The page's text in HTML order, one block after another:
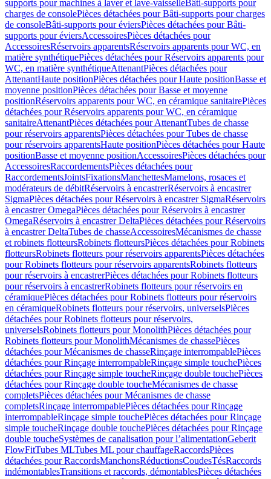
supports pour machines à laver et lave-vaisselleBâti-supports pour
charges de consolePièces détachées pour Bâti-supports pour charges
de consoleBâti-supports pour éviersPièces détachées pour Bâti-
supports pour éviersAccessoiresPièces détachées pour
AccessoiresRéservoirs apparentsRéservoirs apparents pour WC, en
matière synthétiquePièces détachées pour Réservoirs apparents pour
WC, en matière synthétiqueAttenantPièces détachées pour
AttenantHaute positionPièces détachées pour Haute positionBasse et
moyenne positionPièces détachées pour Basse et moyenne
positionRéservoirs apparents pour WC, en céramique sanitairePièces
détachées pour Réservoirs apparents pour WC, en céramique
sanitaireAttenantPièces détachées pour AttenantTubes de chasse
pour réservoirs apparentsPièces détachées pour Tubes de chasse
pour réservoirs apparentsHaute positionPièces détachées pour Haute
positionBasse et moyenne positionAccessoiresPièces détachées pour
AccessoiresRaccordementsPièces détachées pour
RaccordementsJointsFixationsManchettesMamelons, rosaces et
modérateurs de débitRéservoirs à encastrerRéservoirs à encastrer
SigmaPièces détachées pour Réservoirs à encastrer SigmaRéservoirs
à encastrer OmegaPièces détachées pour Réservoirs à encastrer
OmegaRéservoirs à encastrer DeltaPièces détachées pour Réservoirs
à encastrer DeltaTubes de chasseAccessoiresMécanismes de chasse
et robinets flotteursRobinets flotteursPièces détachées pour Robinets
flotteursRobinets flotteurs pour réservoirs apparentsPièces détachées
pour Robinets flotteurs pour réservoirs apparentsRobinets flotteurs
pour réservoirs à encastrerPièces détachées pour Robinets flotteurs
pour réservoirs à encastrerRobinets flotteurs pour réservoirs en
céramiquePièces détachées pour Robinets flotteurs pour réservoirs
en céramiqueRobinets flotteurs pour réservoirs, universelsPièces
détachées pour Robinets flotteurs pour réservoirs,
universelsRobinets flotteurs pour MonolithPièces détachées pour
Robinets flotteurs pour MonolithMécanismes de chassePièces
détachées pour Mécanismes de chasseRinçage interrompablePièces
détachées pour Rinçage interrompableRinçage simple touchePièces
détachées pour Rinçage simple toucheRinçage double touchePièces
détachées pour Rinçage double toucheMécanismes de chasse
completsPièces détachées pour Mécanismes de chasse
completsRinçage interrompablePièces détachées pour Rinçage
interrompableRinçage simple touchePièces détachées pour Rinçage
simple toucheRinçage double touchePièces détachées pour Rinçage
double toucheSystèmes de canalisation pour l’alimentationGeberit
FlowFitTubes MLTubes ML pour chauffageRaccordsPièces
détachées pour RaccordsManchonsRéductionsCoudesTésRaccords
indémontablesTransitions et raccords, démontablesPièces détachées